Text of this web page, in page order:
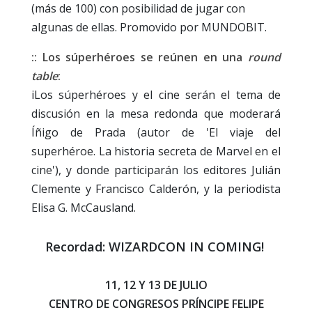
(más de 100) con posibilidad de jugar con
algunas de ellas. Promovido por MUNDOBIT.
:: Los súperhéroes se reúnen en una round
table:
iLos súperhéroes y el cine serán el tema de
discusión en la mesa redonda que moderará
Íñigo de Prada (autor de 'El viaje del
superhéroe. La historia secreta de Marvel en el
cine'), y donde participarán los editores Julián
Clemente y Francisco Calderón, y la periodista
Elisa G. McCausland.
Recordad: WIZARDCON IN COMING!
11, 12 Y 13 DE JULIO
CENTRO DE CONGRESOS PRÍNCIPE FELIPE